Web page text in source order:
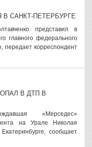
САНКТ-ПЕТЕРБУРГЕ
представил в
главного федерального
передает корреспондент
В ДТП В
«Мерседес»
на Урале Николая
сообщает